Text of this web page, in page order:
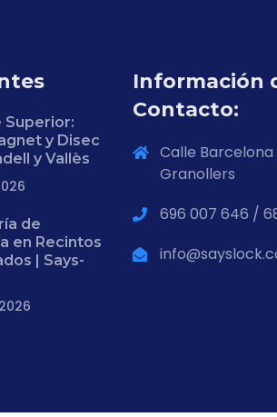
Superior:
y Disec
y Vallès
de
en Recintos
| Says-
Información
Contacto:
Calle Barcelona
Granollers
696 007 646 /